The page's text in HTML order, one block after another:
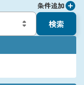
条件追加
検索